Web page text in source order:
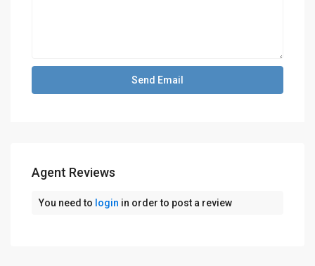
Agent Reviews
You need to login in order to post a review